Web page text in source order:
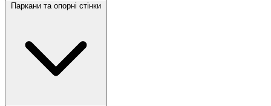
Паркани та опорні стінки